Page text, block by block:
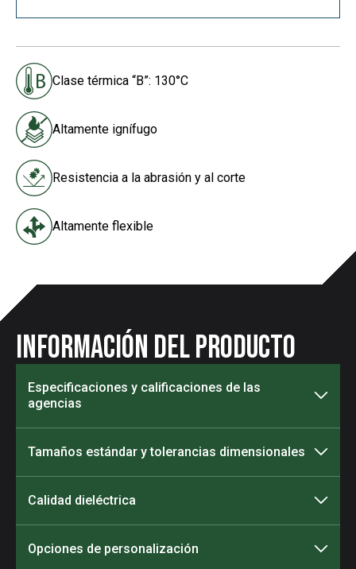
Clase térmica “B”: 130°C
Altamente ignífugo
Resistencia a la abrasión y al corte
Altamente flexible
Información del producto
Especificaciones y calificaciones de las
agencias
Tamaños estándar y tolerancias dimensionales
Calidad dieléctrica
Opciones de personalización